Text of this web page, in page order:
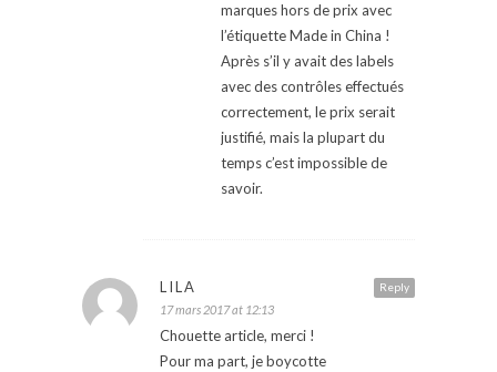
marques hors de prix avec
l’étiquette Made in China !
Après s’il y avait des labels
avec des contrôles effectués
correctement, le prix serait
justifié, mais la plupart du
temps c’est impossible de
savoir.
Reply
LILA
17 mars 2017 at 12:13
Chouette article, merci !
Pour ma part, je boycotte